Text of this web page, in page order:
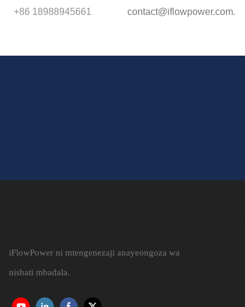
+86 18988945661 contact@iflowpower.com.
iFlowPower ni mtengenezaji anayeongoza wa
nishati mbadala.